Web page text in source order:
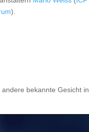
).
bekannte Gesicht in